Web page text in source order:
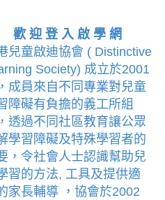
歡 迎 登 入 啟 學 網
兒童啟迪協會 ( Distinctive
Society) 成立於2001
成員來自不同專業對兒童
障礙有負擔的義工所組
透過不同社區教育讓公眾
學習障礙及特殊學習者的
，令社會人士認識幫助兒
習的方法, 工具及提供適
家長輔導
， 協會於2002